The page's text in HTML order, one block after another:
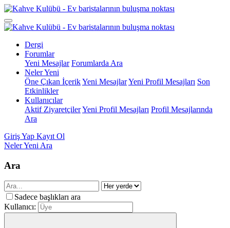
Dergi
Forumlar
Yeni Mesajlar Forumlarda Ara
Neler Yeni
Öne Çıkan İçerikYeni MesajlarYeni Profil Mesajları Son
Etkinlikler
Kullanıcılar
Aktif ZiyaretçilerYeni Profil Mesajları Profil Mesajlarında
Ara
Giriş Yap Kayıt Ol
Neler Yeni Ara
Ara
Sadece başlıkları ara
Kullanıcı: